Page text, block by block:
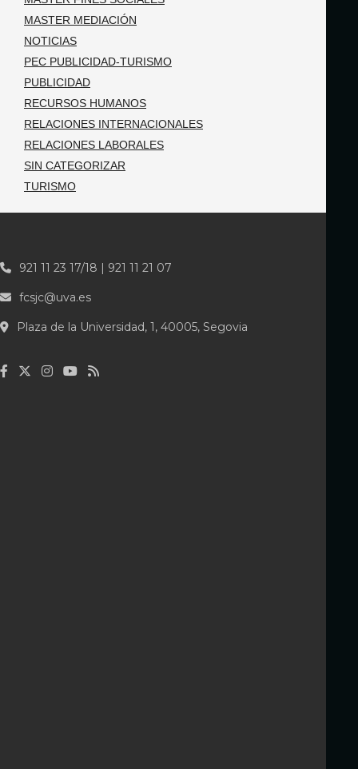
MASTER MEDIACIÓN
NOTICIAS
PEC PUBLICIDAD-TURISMO
PUBLICIDAD
RECURSOS HUMANOS
RELACIONES INTERNACIONALES
RELACIONES LABORALES
SIN CATEGORIZAR
TURISMO
921 11 23 17/18 | 921 11 21 07
fcsjc@uva.es
Plaza de la Universidad, 1, 40005, Segovia